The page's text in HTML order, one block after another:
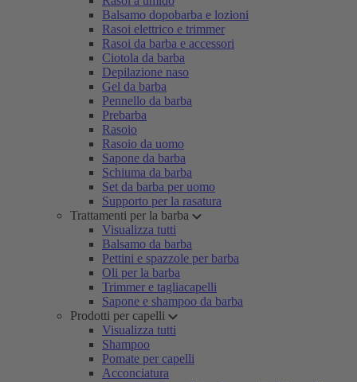
Balsamo dopobarba e lozioni
Rasoi elettrico e trimmer
Rasoi da barba e accessori
Ciotola da barba
Depilazione naso
Gel da barba
Pennello da barba
Prebarba
Rasoio
Rasoio da uomo
Sapone da barba
Schiuma da barba
Set da barba per uomo
Supporto per la rasatura
Trattamenti per la barba
Visualizza tutti
Balsamo da barba
Pettini e spazzole per barba
Oli per la barba
Trimmer e tagliacapelli
Sapone e shampoo da barba
Prodotti per capelli
Visualizza tutti
Shampoo
Pomate per capelli
Acconciatura